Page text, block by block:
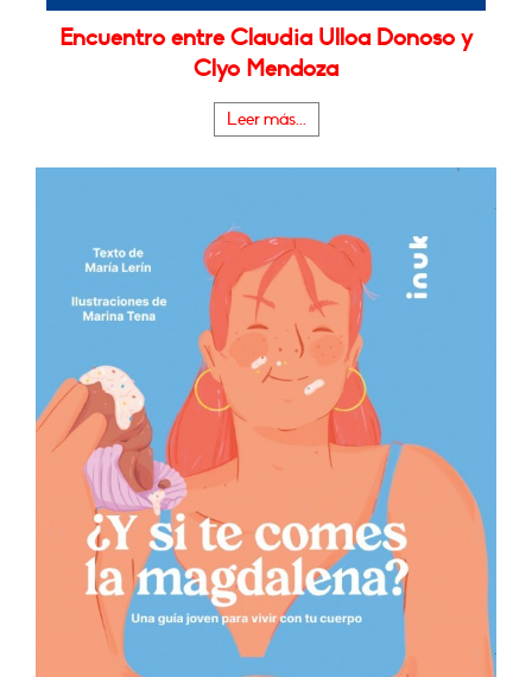
Encuentro entre Claudia Ulloa Donoso y
Clyo Mendoza
Leer más...